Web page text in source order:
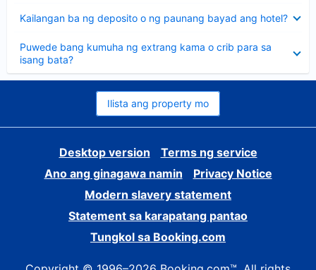
Kailangan ba ng deposito o ng paunang bayad ang hotel?
ang
Puwede bang kumuha ng extrang kama o crib para sa
isang bata?
ang
sagot
Ilista ang property mo
Desktop version
Terms ng service
Ano ang ginagawa namin
Privacy Notice
Modern slavery statement
Statement sa karapatang pantao
Tungkol sa Booking.com